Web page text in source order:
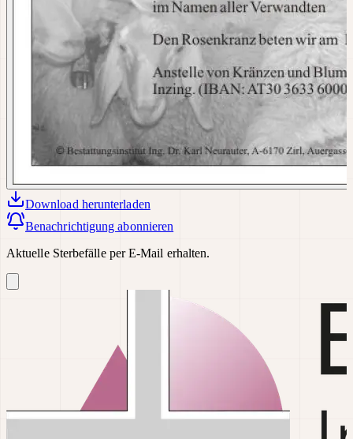
Download herunterladen
Benachrichtigung abonnieren
Aktuelle Sterbefälle per E-Mail erhalten.